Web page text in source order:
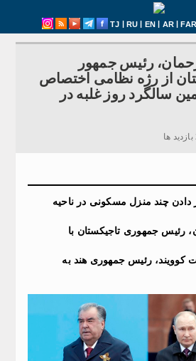
TJ | RU | EN | AR|FAR
رئیس جمهور
از رژه نظامی اختصاص
شده به 76-مین سالگرد روز غلبه در
دادن چند منزل مسکونی در ناحیه
رئیس جمهوری تاجیکستان با
کوویند، رئیس جمهوری هند به